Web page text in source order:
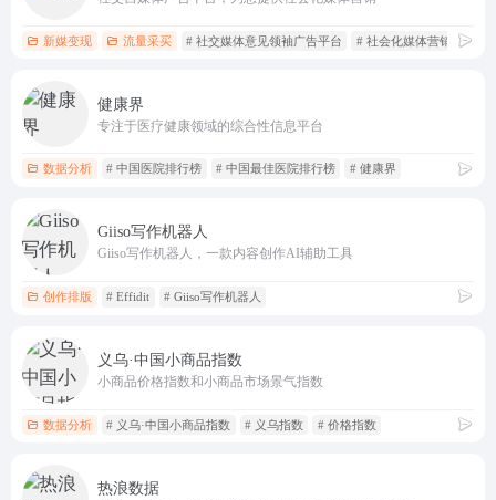
新媒变现 流量采买 # 社交媒体意见领袖广告平台 # 社会化媒体营销 # 领
健康界
专注于医疗健康领域的综合性信息平台
数据分析 # 中国医院排行榜 # 中国最佳医院排行榜 # 健康界
Giiso写作机器人
Giiso写作机器人，一款内容创作AI辅助工具
创作排版 # Effidit # Giiso写作机器人
义乌·中国小商品指数
小商品价格指数和小商品市场景气指数
数据分析 # 义乌·中国小商品指数 # 义乌指数 # 价格指数
热浪数据